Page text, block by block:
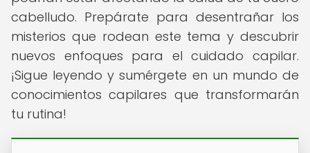
cabelludo. Prepárate para desentrañar los
misterios que rodean este tema y descubrir
nuevos enfoques para el cuidado capilar.
¡Sigue leyendo y sumérgete en un mundo de
conocimientos capilares que transformarán
tu rutina!